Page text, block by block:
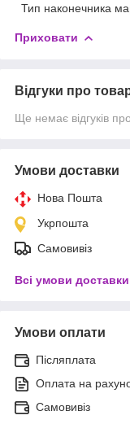
Тип наконечника
Приховати
Відгуки про
Ще немає відгуків
Умови доставки
Нова Пошта
Укрпошта
Самовивіз
Всі умови доставки
Умови оплати
Післяплата
Оплата на
Самовивіз